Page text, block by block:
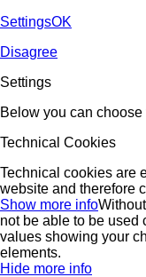
SettingsOK
Disagree
Settings
Below you can
Technical Cookies
Technical cookies are
website and therefore
Show more info
not be able to be used
values ​​showing your
elements.
Hide more info